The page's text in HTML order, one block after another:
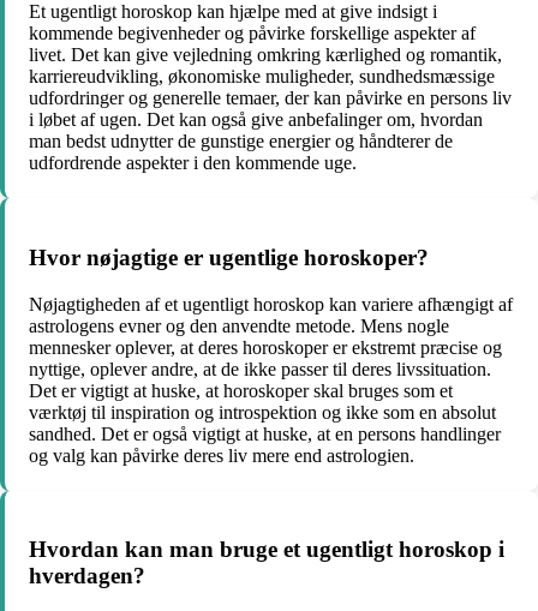
Et ugentligt horoskop kan hjælpe med at give indsigt i
kommende begivenheder og påvirke forskellige aspekter af
livet. Det kan give vejledning omkring kærlighed og romantik,
karriereudvikling, økonomiske muligheder, sundhedsmæssige
udfordringer og generelle temaer, der kan påvirke en persons liv
i løbet af ugen. Det kan også give anbefalinger om, hvordan
man bedst udnytter de gunstige energier og håndterer de
udfordrende aspekter i den kommende uge.
Hvor nøjagtige er ugentlige horoskoper?
Nøjagtigheden af ​​et ugentligt horoskop kan variere afhængigt af
astrologens evner og den anvendte metode. Mens nogle
mennesker oplever, at deres horoskoper er ekstremt præcise og
nyttige, oplever andre, at de ikke passer til deres livssituation.
Det er vigtigt at huske, at horoskoper skal bruges som et
værktøj til inspiration og introspektion og ikke som en absolut
sandhed. Det er også vigtigt at huske, at en persons handlinger
og valg kan påvirke deres liv mere end astrologien.
Hvordan kan man bruge et ugentligt horoskop i
hverdagen?